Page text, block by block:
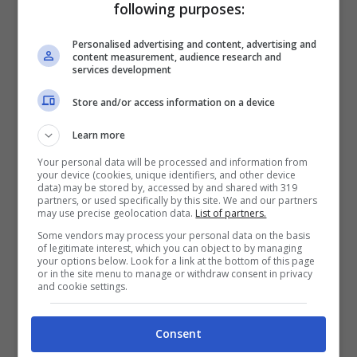
Guardiola si gode Haaland: è lui la
chiave per la Champions?
Ora veniamo al punto debole degli ultimi
anni per iCitisenz, quella “maledetta”
Champions League
riuscito a vincere la Coppa dalle grandi
orecchie al di fuori dal contesto Barcellona
e per questo ha in mente solo questo
obiettivo: alzarla davanti ai tifosi del
Manchester City. Ci riuscirà quest’anno?
Ebbene, con un
succedere, perché se dovesse continuare
con questa mostruosa vena realizzativa
following purposes:
Personalised advertising and content, advertising and
content measurement, audience research and
services development
Store and/or access information on a device
Learn more
Your personal data will be processed and information from
your device (cookies, unique identifiers, and other device
data) may be stored by, accessed by and shared with 319
partners, or used specifically by this site. We and our partners
may use precise geolocation data. List of partners.
Some vendors may process your personal data on the basis
of legitimate interest, which you can object to by managing
your options below. Look for a link at the bottom of this page
or in the site menu to manage or withdraw consent in privacy
and cookie settings.
Consent